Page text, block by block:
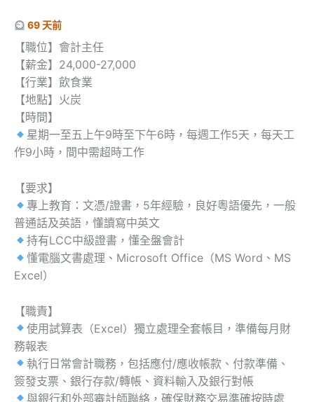
69 天前
【職位】會計主任
【薪金】24,000-27,000
【行業】飲食業
【地點】火炭
【時間】
星期一至五上午9時至下午6時，每週工作5天，每天工
作9小時，間中需超時工作
【要求】
專上教育：文憑/證書，5年經驗，良好粵語優先，一般
普通話及英語，懂讀寫中英文
持有LCC中級證書，懂全盤會計
懂電腦文書處理、Microsoft Office（MS Word、MS
Excel）
【職責】
使用試算表（Excel）獨立處理全套帳目，準備每月財
務報表
執行日常會計職務，包括應付/應收帳款、付款準備、
簽發支票、銀行存款/轉帳、資料輸入及銀行對帳
與銀行和外部審計師聯絡，確保財務交易準確按時處